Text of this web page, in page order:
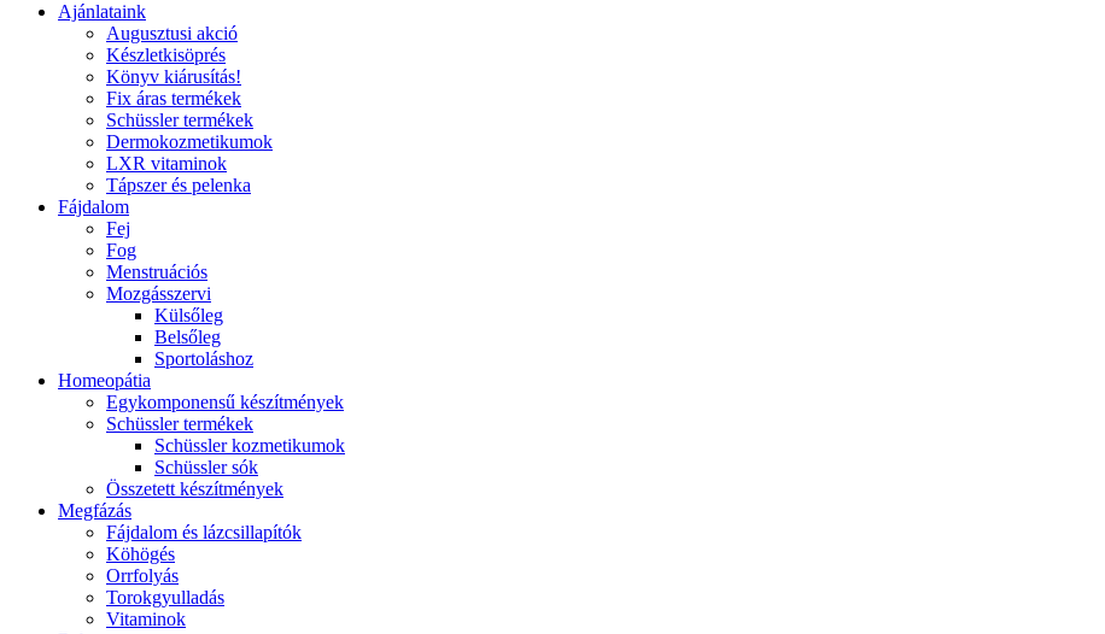
Ajánlataink
Augusztusi akció
Készletkisöprés
Könyv kiárusítás!
Fix áras termékek
Schüssler termékek
Dermokozmetikumok
LXR vitaminok
Tápszer és pelenka
Fájdalom
Fej
Fog
Menstruációs
Mozgásszervi
Külsőleg
Belsőleg
Sportoláshoz
Homeopátia
Egykomponensű készítmények
Schüssler termékek
Schüssler kozmetikumok
Schüssler sók
Összetett készítmények
Megfázás
Fájdalom és lázcsillapítók
Köhögés
Orrfolyás
Torokgyulladás
Vitaminok